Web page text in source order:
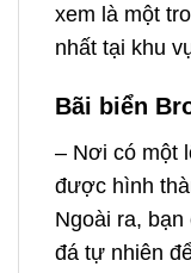
xem là một
nhất tại khu
Bãi biển
– Nơi có một
được hình
Ngoài ra,
đá tự nhiên